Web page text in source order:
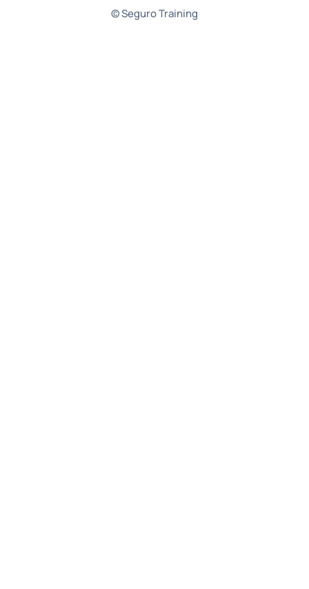
© Seguro Training